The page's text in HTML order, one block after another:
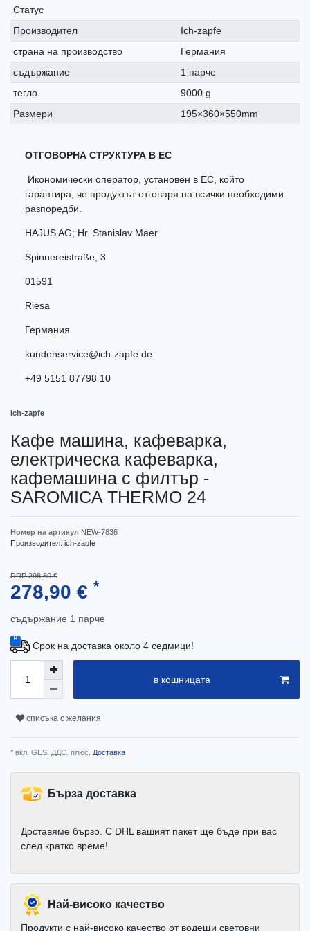
Статус
Производител
Ich-zapfe
страна на производство
Германия
съдържание
1 парче
тегло
9000 g
Размери
195×360×550mm
ОТГОВОРНА СТРУКТУРА В ЕС
Икономически оператор, установен в ЕС, който
гарантира, че продуктът отговаря на всички необходими
разпоредби.
HAJUS AG; Hr. Stanislav Maer
Spinnereistraße 3
01591
Riesa
Германия
kundenservice@ich-zapfe.de
+49 5151 87798 10
Ich-zapfe
Кафе машина, кафеварка,
електрическа кафеварка,
кафемашина с филтър -
SAROMICA THERMO 24
Номер на артикул NEW-7836
Производител: ich-zapfe
RRP 298,80 €
278,90 € *
съдържание 1 парче
Срок на доставка около 4 седмици!
в кошницата
списъка с желания
* вкл. GES. ДДС. плюс. Доставка
Бърза доставка
Доставяме бързо. С DHL вашият пакет ще бъде при вас
след кратко време!
Най-високо качество
Продукти с най-високо качество от водещи световни